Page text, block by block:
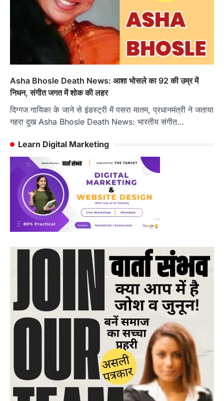
Asha Bhosle Death News: आशा भोसले का 92 की उम्र में
निधन, संगीत जगत में शोक की लहर
दिग्गज गायिका के जाने से इंडस्ट्री में पसरा मातम, प्रधानमंत्री ने जताया
गहरा दुख Asha Bhosle Death News: भारतीय संगीत…
Learn Digital Marketing